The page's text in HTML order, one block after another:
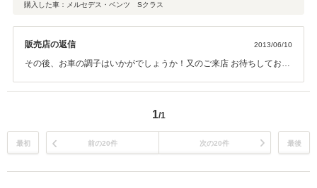
購入した車：メルセデス・ベンツ Sクラス
販売店の返信 2013/06/10
その後、お車の調子はいかがでしょうか！又のご来店 お待ちしており
1/1
最初 前の20件 次の20件 最後